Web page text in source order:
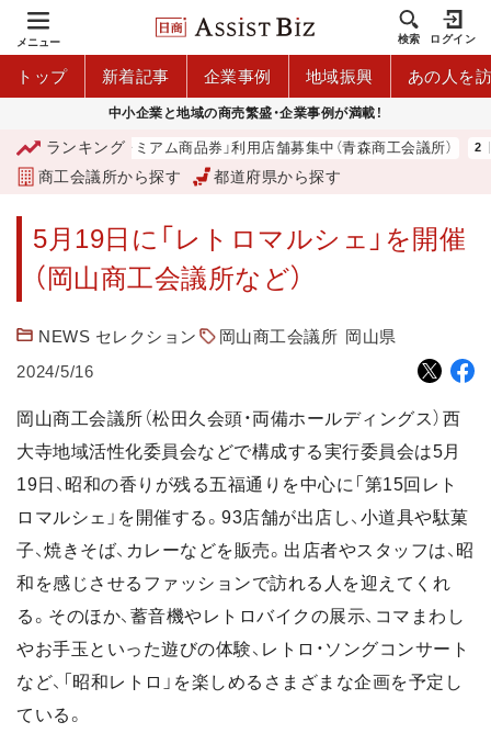
メニュー 検索 ログイン
トップ 新着記事 企業事例 地域振興 あの人を
中小企業と地域の商売繁盛・企業事例が満載！
ランキング
「青森市プレミアム商品券」利用店舗募集中（青森商工会議所）
商工会議所から探す 都道府県から探す
5月19日に「レトロマルシェ」を開催
（岡山商工会議所など）
NEWS セレクション 岡山商工会議所 岡山県
2024/5/16
岡山商工会議所（松田久会頭・両備ホールディングス）西
大寺地域活性化委員会などで構成する実行委員会は5月
19日、昭和の香りが残る五福通りを中心に「第15回レト
ロマルシェ」を開催する。93店舗が出店し、小道具や駄菓
子、焼きそば、カレーなどを販売。出店者やスタッフは、昭
和を感じさせるファッションで訪れる人を迎えてくれ
る。そのほか、蓄音機やレトロバイクの展示、コマまわし
やお手玉といった遊びの体験、レトロ・ソングコンサート
など、「昭和レトロ」を楽しめるさまざまな企画を予定し
ている。